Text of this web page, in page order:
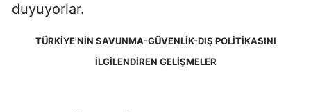
duyuyorlar.
TÜRKİYE'NİN SAVUNMA-GÜVENLİK-DIŞ POLİTİKASINI
İLGİLENDİREN GELİŞMELER